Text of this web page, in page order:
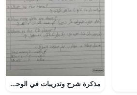
مذكرة شرح وتدريبات في الوحدة الأولى في كتاب الـ CLASSBOOK (لغة انجليزية) الرابع